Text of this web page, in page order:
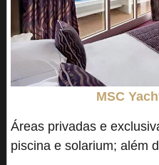
MSC
Áreas privadas e
piscina e solarium; além